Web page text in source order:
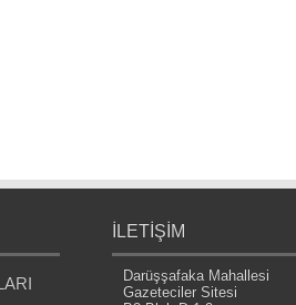
İLETİŞİM
Darüşşafaka Mahallesi
Gazeteciler Sitesi